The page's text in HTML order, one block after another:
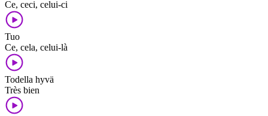
Ce, ceci, celui-ci
Tuo
Ce, cela, celui-là
Todella hyvä
Très bien